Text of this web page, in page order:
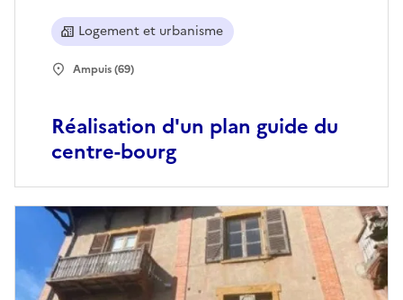
Réalisation d'un plan guide du
centre-bourg
Logement et urbanisme
Ampuis (69)